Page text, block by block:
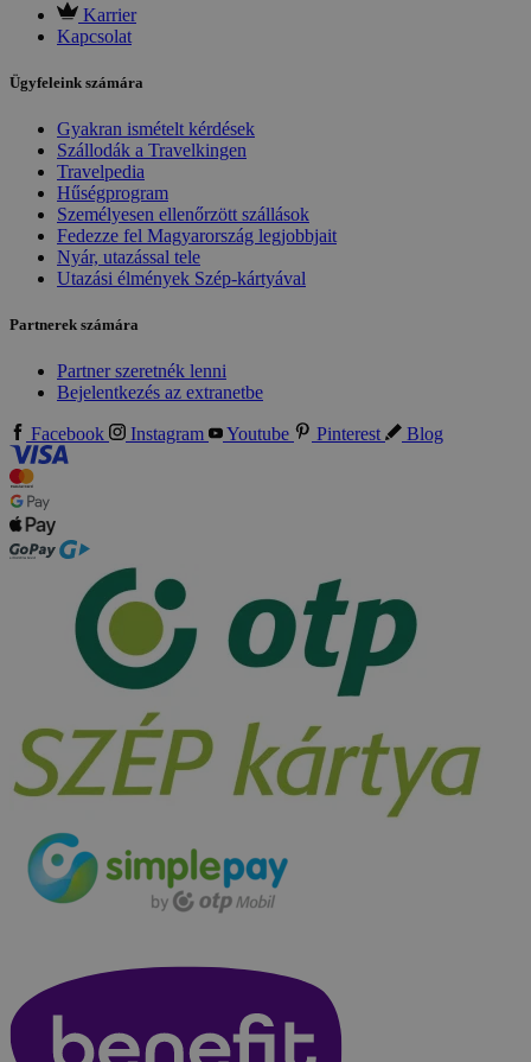
Karrier
Kapcsolat
Ügyfeleink számára
Gyakran ismételt kérdések
Szállodák a Travelkingen
Travelpedia
Hűségprogram
Személyesen ellenőrzött szállások
Fedezze fel Magyarország legjobbjait
Nyár, utazással tele
Utazási élmények Szép-kártyával
Partnerek számára
Partner szeretnék lenni
Bejelentkezés az extranetbe
Facebook Instagram Youtube Pinterest Blog